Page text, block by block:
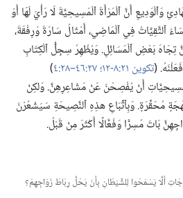
وَٱلْوَدِيعِ أَنَّ ٱلْمَرْأَةَ ٱلْمَسِيحِيَّةَ لَا رَأْيَ لَهَا أَوْ
ٱلتَّقِيَّاتُ فِي ٱلْمَاضِي،‏ أَمْثَالُ سَارَةَ وَرِفْقَةَ،‏
تِجَاهَ بَعْضِ ٱلْمَسَائِلِ.‏ وَيُظْهِرُ سِجِلُّ ٱلْكِتَابِ
(‏تكوين ٢١:‏٨-‏١٢؛‏
‏)‏
أَنْ يُفْصِحْنَ عَنْ مَشَاعِرِهِنَّ.‏ وَلكِنْ
مُحَقِّرَةٍ.‏ وَبِٱتِّبَاعِ هذِهِ ٱلنَّصِيحَةِ سَيَشْعُرْنَ
بَاتَ مُسِرًّا وَفَعَّالًا أَكْثَرَ مِنْ قَبْلُ.‏